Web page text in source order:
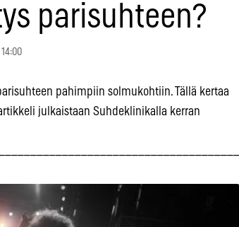
parisuhteen?
pahimpiin solmukohtiin. Tällä kertaa
julkaistaan Suhdeklinikalla kerran